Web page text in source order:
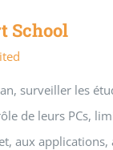
School
surveiller les
de leurs PCs,
aux applications,